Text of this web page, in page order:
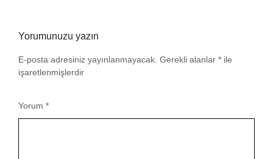
Yorumunuzu yazın
E-posta adresiniz yayınlanmayacak. Gerekli alanlar * ile
işaretlenmişlerdir
Yorum *